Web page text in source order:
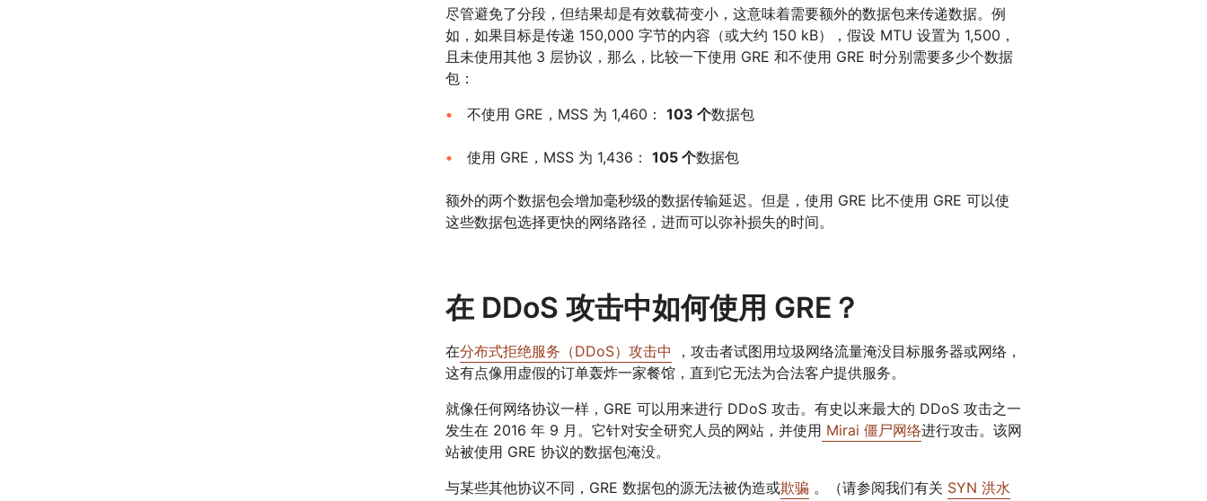
尽管避免了分段，但结果却是有效载荷变小，这意味着需要额外的数据包来传递数据。例
如，如果目标是传递 150,000 字节的内容（或大约 150 kB），假设 MTU 设置为 1,500，
且未使用其他 3 层协议，那么，比较一下使用 GRE 和不使用 GRE 时分别需要多少个数据
包：
不使用 GRE，MSS 为 1,460： 103 个数据包
使用 GRE，MSS 为 1,436： 105 个数据包
额外的两个数据包会增加毫秒级的数据传输延迟。但是，使用 GRE 比不使用 GRE 可以使
这些数据包选择更快的网络路径，进而可以弥补损失的时间。
在 DDoS 攻击中如何使用 GRE？
在分布式拒绝服务（DDoS）攻击中 ，攻击者试图用垃圾网络流量淹没目标服务器或网络，
这有点像用虚假的订单轰炸一家餐馆，直到它无法为合法客户提供服务。
就像任何网络协议一样，GRE 可以用来进行 DDoS 攻击。有史以来最大的 DDoS 攻击之一
发生在 2016 年 9 月。它针对安全研究人员的网站，并使用 Mirai 僵尸网络进行攻击。该网
站被使用 GRE 协议的数据包淹没。
与某些其他协议不同，GRE 数据包的源无法被伪造或欺骗 。（请参阅我们有关 SYN 洪水